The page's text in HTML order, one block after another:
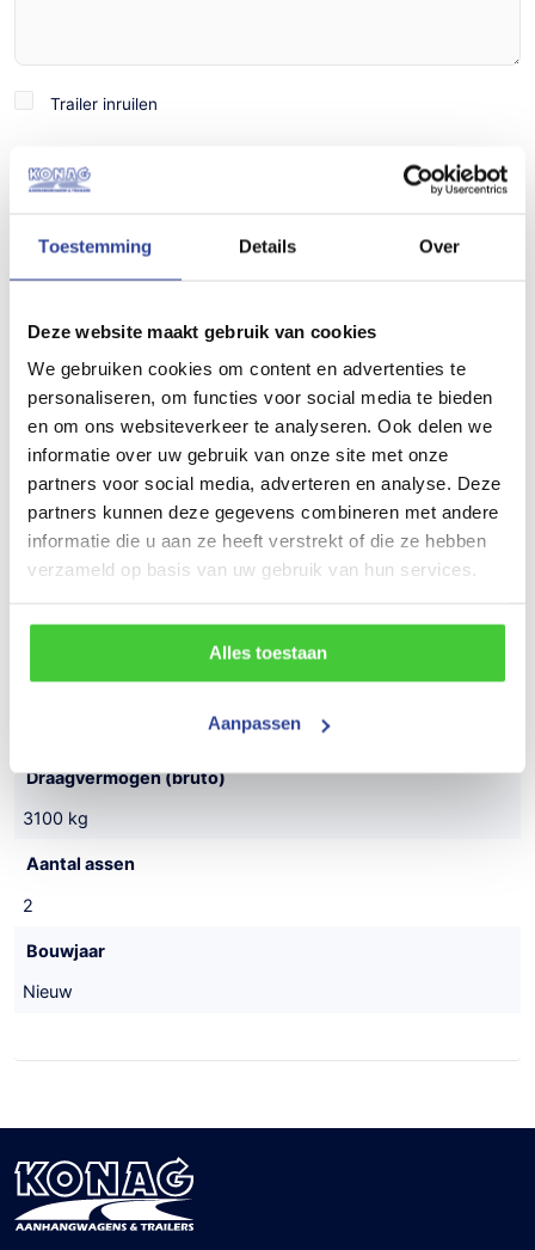
Toestemming Details Over
Deze website maakt gebruik van cookies
We gebruiken cookies om content en advertenties te
personaliseren, om functies voor social media te bieden
en om ons websiteverkeer te analyseren. Ook delen we
informatie over uw gebruik van onze site met onze
partners voor social media, adverteren en analyse. Deze
partners kunnen deze gegevens combineren met andere
informatie die u aan ze heeft verstrekt of die ze hebben
verzameld op basis van uw gebruik van hun services.
Alles toestaan
Aanpassen
TrailerTrailer inruilen
Omschrijving
Artikelnummer
Merk
400x200x230 cm (LxBxH)
Draagvermogen (bruto)
3100 kg
Aantal assen
2
Bouwjaar
Nieuw